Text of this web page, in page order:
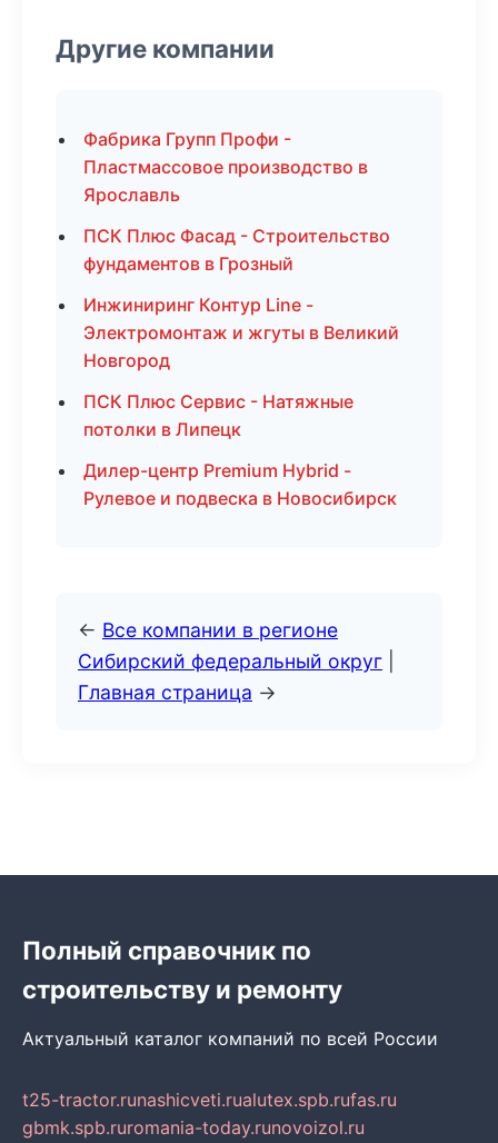
Другие компании
Фабрика Групп Профи -
Пластмассовое производство в
Ярославль
ПСК Плюс Фасад - Строительство
фундаментов в Грозный
Инжиниринг Контур Line -
Электромонтаж и жгуты в Великий
Новгород
ПСК Плюс Сервис - Натяжные
потолки в Липецк
Дилер-центр Premium Hybrid -
Рулевое и подвеска в Новосибирск
← Все компании в регионе
Сибирский федеральный округ
Главная страница →
Полный справочник по
строительству и ремонту
Актуальный каталог компаний по всей России
t25-tractor.runashicveti.rualutex.spb.rufas.ru
gbmk.spb.ruromania-today.runovoizol.ru